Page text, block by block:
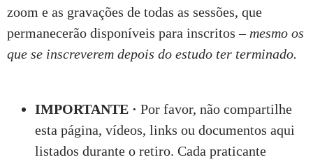
zoom e as gravações de todas as sessões, que
permanecerão disponíveis para inscritos – mesmo os
que se inscreverem depois do estudo ter terminado.
IMPORTANTE · Por favor, não compartilhe
esta página, vídeos, links ou documentos aqui
listados durante o retiro. Cada praticante